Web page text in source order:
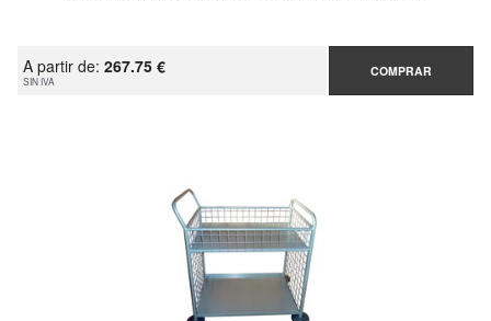
A partir de: 267.75 €
SIN IVA
COMPRAR